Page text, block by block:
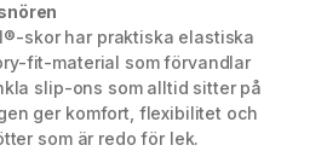
skor har praktiska elastiska
fit-material som förvandlar
slip-ons som alltid sitter på
ger komfort, flexibilitet och
som är redo för lek.